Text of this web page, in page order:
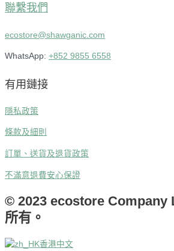
聯繫我們
ecostore@shawganic.com
WhatsApp: +852 9855 6558
有用鏈接
隱私政策
條款及細則
訂單、送貨及退貨政策
不滿意退費安心保證
© 2023 ecostore Company
所有。
香港中文